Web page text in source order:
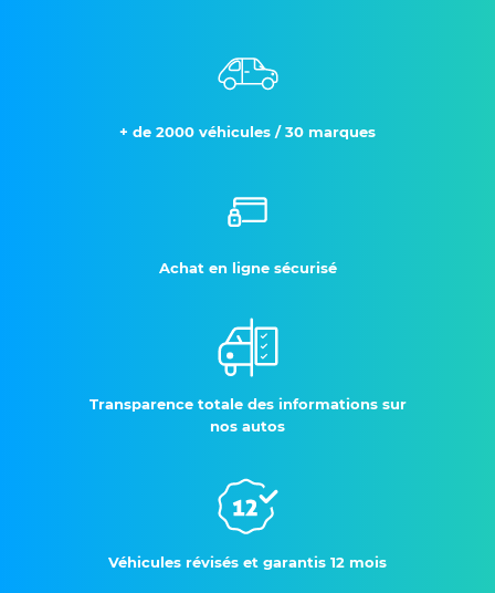
+ de 2000 véhicules / 30 marques
Achat en ligne sécurisé
Transparence totale des informations sur
nos autos
Véhicules révisés et garantis 12 mois